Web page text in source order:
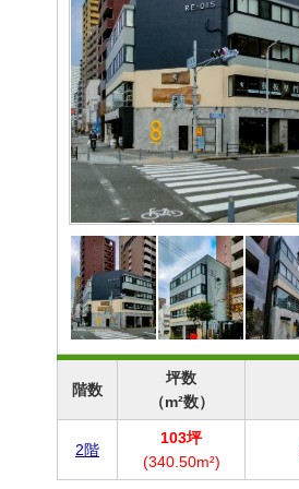
階数
坪数
（m²数）
2階
103坪
(340.50m²)